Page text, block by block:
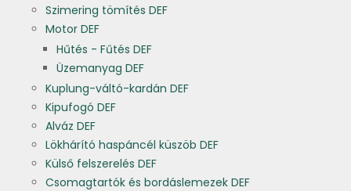
Szimering tömítés DEF
Motor DEF
Hűtés - Fűtés DEF
Üzemanyag DEF
Kuplung-váltó-kardán DEF
Kipufogó DEF
Alváz DEF
Lökhárító haspáncél küszöb DEF
Külső felszerelés DEF
Csomagtartók és bordáslemezek DEF